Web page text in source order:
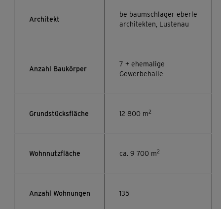
Architekt
be baumschlager eberle
architekten, Lustenau
Anzahl Baukörper
7 + ehemalige
Gewerbehalle
Grundstücksfläche 12 800 m2
Wohnnutzfläche ca. 9 700 m2
Anzahl Wohnungen 135